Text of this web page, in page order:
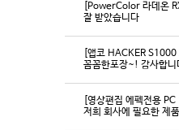
[PowerColor 라데온
잘 받았습니다
[앱코 HACKER S1000
꼼꼼한포장~! 감사합
[영상편집 에펙전용